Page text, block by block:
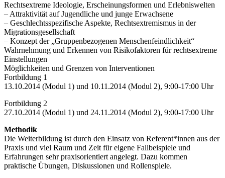
Rechtsextreme Ideologie, Erscheinungsformen und Erlebniswelten
– Attraktivität auf Jugendliche und junge Erwachsene
– Geschlechtsspezifische Aspekte, Rechtsextremismus in der
Migrationsgesellschaft
– Konzept der „Gruppenbezogenen Menschenfeindlichkeit“
Wahrnehmung und Erkennen von Risikofaktoren für rechtsextreme
Einstellungen
Möglichkeiten und Grenzen von Interventionen
Fortbildung 1
13.10.2014 (Modul 1) und 10.11.2014 (Modul 2), 9:00-17:00 Uhr
Fortbildung 2
27.10.2014 (Modul 1) und 24.11.2014 (Modul 2), 9:00-17:00 Uhr
Methodik
Die Weiterbildung ist durch den Einsatz von Referent*innen aus der
Praxis und viel Raum und Zeit für eigene Fallbeispiele und
Erfahrungen sehr praxisorientiert angelegt. Dazu kommen
praktische Übungen, Diskussionen und Rollenspiele.